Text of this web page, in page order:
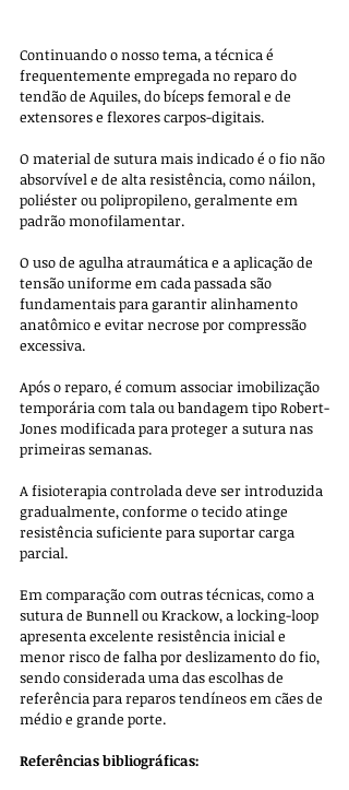
Continuando o nosso tema, a técnica é
frequentemente empregada no reparo do
tendão de Aquiles, do bíceps femoral e de
extensores e flexores carpos-digitais.
O material de sutura mais indicado é o fio não
absorvível e de alta resistência, como náilon,
poliéster ou polipropileno, geralmente em
padrão monofilamentar.
O uso de agulha atraumática e a aplicação de
tensão uniforme em cada passada são
fundamentais para garantir alinhamento
anatômico e evitar necrose por compressão
excessiva.
Após o reparo, é comum associar imobilização
temporária com tala ou bandagem tipo Robert-
Jones modificada para proteger a sutura nas
primeiras semanas.
A fisioterapia controlada deve ser introduzida
gradualmente, conforme o tecido atinge
resistência suficiente para suportar carga
parcial.
Em comparação com outras técnicas, como a
sutura de Bunnell ou Krackow, a locking-loop
apresenta excelente resistência inicial e
menor risco de falha por deslizamento do fio,
sendo considerada uma das escolhas de
referência para reparos tendíneos em cães de
médio e grande porte.
Referências bibliográficas: